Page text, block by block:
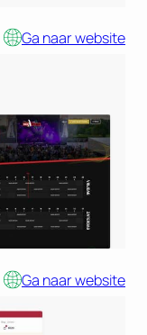
Ga naar website
Ga naar website